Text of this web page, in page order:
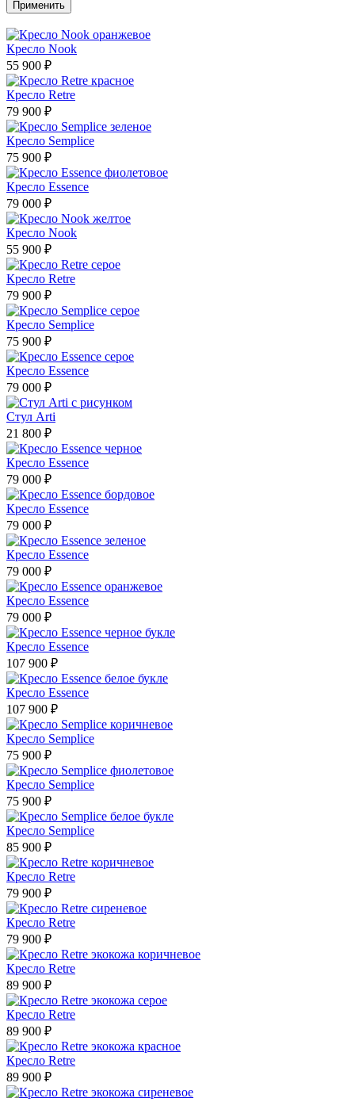
Кресло Nook
55 900 ₽
Кресло Retre
79 900 ₽
Кресло Semplice
75 900 ₽
Кресло Essence
79 000 ₽
Кресло Nook
55 900 ₽
Кресло Retre
79 900 ₽
Кресло Semplice
75 900 ₽
Кресло Essence
79 000 ₽
Стул Arti
21 800 ₽
Кресло Essence
79 000 ₽
Кресло Essence
79 000 ₽
Кресло Essence
79 000 ₽
Кресло Essence
79 000 ₽
Кресло Essence
107 900 ₽
Кресло Essence
107 900 ₽
Кресло Semplice
75 900 ₽
Кресло Semplice
75 900 ₽
Кресло Semplice
85 900 ₽
Кресло Retre
79 900 ₽
Кресло Retre
79 900 ₽
Кресло Retre
89 900 ₽
Кресло Retre
89 900 ₽
Кресло Retre
89 900 ₽